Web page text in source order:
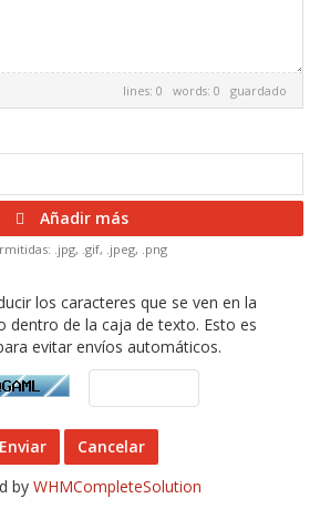
lines: 0 words: 0 guardado
Añadir más
.jpg, .gif, .jpeg, .png
los caracteres que se ven en la
dentro de la caja de texto. Esto es
evitar envíos automáticos.
Cancelar
by WHMCompleteSolution